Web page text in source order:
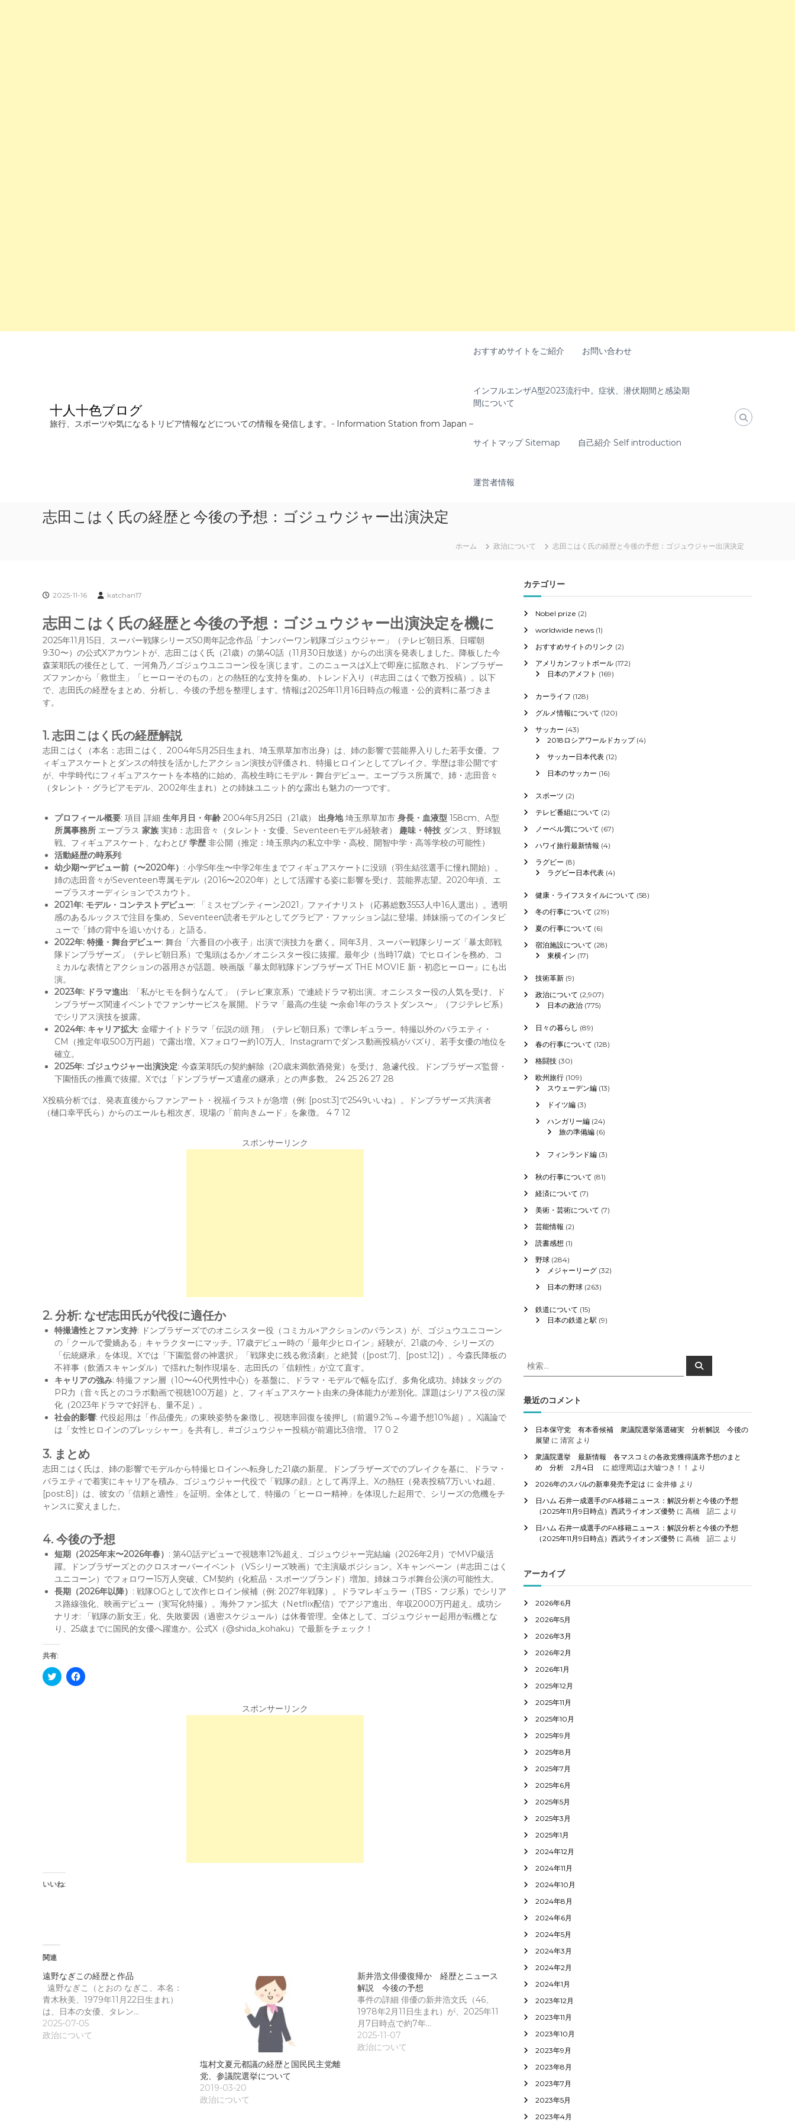
十人十色ブログ
旅行、スポーツや気になるトリビア情報などについての情報を発信します。- Information Station from Japan –
おすすめサイトをご紹介 お問い合わせ
インフルエンザA型2023流行中。症状、潜伏期間と感染期
間について
サイトマップ Sitemap 自己紹介 Self introduction
運営者情報
志田こはく氏の経歴と今後の予想：ゴジュウジャー出演決定
ホーム 政治について 志田こはく氏の経歴と今後の予想：ゴジュウジャー出演決定
2025-11-16 katchan17
志田こはく氏の経歴と今後の予想：ゴジュウジャー出演決定を機に
2025年11月15日、スーパー戦隊シリーズ50周年記念作品「ナンバーワン戦隊ゴジュウジャー」（テレビ朝日系、日曜朝
9:30〜）の公式Xアカウントが、志田こはく氏（21歳）の第40話（11月30日放送）からの出演を発表しました。降板した今
森茉耶氏の後任として、一河角乃／ゴジュウユニコーン役を演じます。このニュースはX上で即座に拡散され、ドンブラザー
ズファンから「救世主」「ヒーローそのもの」との熱狂的な支持を集め、トレンド入り（#志田こはくで数万投稿）。以下
で、志田氏の経歴をまとめ、分析し、今後の予想を整理します。情報は2025年11月16日時点の報道・公的資料に基づきま
す。
1. 志田こはく氏の経歴解説
志田こはく（本名：志田こはく、2004年5月25日生まれ、埼玉県草加市出身）は、姉の影響で芸能界入りした若手女優。フ
ィギュアスケートとダンスの特技を活かしたアクション演技が評価され、特撮ヒロインとしてブレイク。学歴は非公開です
が、中学時代にフィギュアスケートを本格的に始め、高校生時にモデル・舞台デビュー。エープラス所属で、姉・志田音々
（タレント・グラビアモデル、2002年生まれ）との姉妹ユニット的な露出も魅力の一つです。
プロフィール概要: 項目 詳細 生年月日・年齢 2004年5月25日（21歳） 出身地埼玉県草加市 身長・血液型 158cm、A型
所属事務所 エープラス 家族 実姉：志田音々（タレント・女優、Seventeenモデル経験者） 趣味・特技 ダンス、野球観
戦、フィギュアスケート、なわとび 学歴 非公開（推定：埼玉県内の私立中学・高校、開智中学・高等学校の可能性）
活動経歴の時系列:
幼少期〜デビュー前（〜2020年） : 小学5年生〜中学2年生までフィギュアスケートに没頭（羽生結弦選手に憧れ開始）。
姉の志田音々がSeventeen専属モデル（2016〜2020年）として活躍する姿に影響を受け、芸能界志望。2020年頃、エ
ープラスオーディションでスカウト。
2021年: モデル・コンテストデビュー: 「ミスセブンティーン2021」ファイナリスト（応募総数3553人中16人選出）。透明
感のあるルックスで注目を集め、Seventeen読者モデルとしてグラビア・ファッション誌に登場。姉妹揃ってのインタビ
ューで「姉の背中を追いかける」と語る。
2022年: 特撮・舞台デビュー: 舞台「六番目の小夜子」出演で演技力を磨く。同年3月、スーパー戦隊シリーズ「暴太郎戦
隊ドンブラザーズ」（テレビ朝日系）で鬼頭はるか／オニシスター役に抜擢。最年少（当時17歳）でヒロインを務め、コ
ミカルな表情とアクションの器用さが話題。映画版『暴太郎戦隊ドンブラザーズ THE MOVIE 新・初恋ヒーロー』にも出
演。
2023年: ドラマ進出: 「私がヒモを飼うなんて」（テレビ東京系）で連続ドラマ初出演。オニシスター役の人気を受け、ド
ンブラザーズ関連イベントでファンサービスを展開。ドラマ「最高の生徒 〜余命1年のラストダンス〜」（フジテレビ系）
でシリアス演技を披露。
2024年: キャリア拡大: 金曜ナイトドラマ「伝説の頭 翔」（テレビ朝日系）で準レギュラー。特撮以外のバラエティ・
CM（推定年収500万円超）で露出増。Xフォロワー約10万人、Instagramでダンス動画投稿がバズり、若手女優の地位を
確立。
2025年: ゴジュウジャー出演決定: 今森茉耶氏の契約解除（20歳未満飲酒発覚）を受け、急遽代役。ドンブラザーズ監督・
下園悟氏の推薦で抜擢。Xでは「ドンブラザーズ遺産の継承」との声多数。 24 25 26 27 28
X投稿分析では、発表直後からファンアート・祝福イラストが急増（例: [post:3]で2549いいね）。ドンブラザーズ共演者
（樋口幸平氏ら）からのエールも相次ぎ、現場の「前向きムード」を象徴。 4 7 12
スポンサーリンク
2. 分析: なぜ志田氏が代役に適任か
特撮適性とファン支持: ドンブラザーズでのオニシスター役（コミカル×アクションのバランス）が、ゴジュウユニコーン
の「クールで愛嬌ある」キャラクターにマッチ。17歳デビュー時の「最年少ヒロイン」経験が、21歳の今、シリーズの
「伝統継承」を体現。Xでは「下園監督の神選択」「戦隊史に残る救済劇」と絶賛（[post:7]、[post:12]）。今森氏降板の
不祥事（飲酒スキャンダル）で揺れた制作現場を、志田氏の「信頼性」が立て直す。
キャリアの強み: 特撮ファン層（10〜40代男性中心）を基盤に、ドラマ・モデルで幅を広げ、多角化成功。姉妹タッグの
PR力（音々氏とのコラボ動画で視聴100万超）と、フィギュアスケート由来の身体能力が差別化。課題はシリアス役の深
化（2023年ドラマで好評も、量不足）。
社会的影響: 代役起用は「作品優先」の東映姿勢を象徴し、視聴率回復を後押し（前週9.2%→今週予想10%超）。X議論で
は「女性ヒロインのプレッシャー」を共有し、#ゴジュウジャー投稿が前週比3倍増。 17 0 2
3. まとめ
志田こはく氏は、姉の影響でモデルから特撮ヒロインへ転身した21歳の新星。ドンブラザーズでのブレイクを基に、ドラマ・
バラエティで着実にキャリアを積み、ゴジュウジャー代役で「戦隊の顔」として再浮上。Xの熱狂（発表投稿7万いいね超、
[post:8]）は、彼女の「信頼と適性」を証明。全体として、特撮の「ヒーロー精神」を体現した起用で、シリーズの危機をチ
ャンスに変えました。
4. 今後の予想
短期（2025年末〜2026年春） : 第40話デビューで視聴率12%超え、ゴジュウジャー完結編（2026年2月）でMVP級活
躍。ドンブラザーズとのクロスオーバーイベント（VSシリーズ映画）で主演級ポジション。Xキャンペーン（#志田こはく
ユニコーン）でフォロワー15万人突破、CM契約（化粧品・スポーツブランド）増加。姉妹コラボ舞台公演の可能性大。
長期（2026年以降） : 戦隊OGとして次作ヒロイン候補（例: 2027年戦隊）。ドラマレギュラー（TBS・フジ系）でシリア
ス路線強化、映画デビュー（実写化特撮）。海外ファン拡大（Netflix配信）でアジア進出、年収2000万円超え。成功シ
ナリオ: 「戦隊の新女王」化、失敗要因（過密スケジュール）は休養管理。全体として、ゴジュウジャー起用が転機とな
り、25歳までに国民的女優へ躍進か。公式X（@shida_kohaku）で最新をチェック！
共有:
C
l
ィ
ン
ド
)
F
a
)
スポンサーリンク
いいね:
関連
遠野なぎこの経歴と作品
遠野なぎこ（とおの なぎこ、本名：
青木秋美、1979年11月22日生まれ）
は、日本の女優、タレン…
2025-07-05
政治について
塩村文夏元都議の経歴と国民民主党離
党、参議院選挙について
2019-03-20
政治について
新井浩文俳優復帰か 経歴とニュース
解説 今後の予想
事件の詳細 俳優の新井浩文氏（46、
1978年2月11日生まれ）が、2025年11
月7日時点で約7年…
2025-11-07
政治について
カテゴリー
Nobel prize (2)
worldwide news (1)
おすすめサイトのリンク (2)
アメリカンフットボール (172)
日本のアメフト (169)
カーライフ (128)
グルメ情報について (120)
サッカー (43)
2018ロシアワールドカップ(4)
サッカー日本代表 (12)
日本のサッカー (16)
スポーツ (2)
テレビ番組について (2)
ノーベル賞について (67)
ハワイ旅行最新情報 (4)
ラグビー (8)
ラグビー日本代表 (4)
健康・ライフスタイルについて (58)
冬の行事について (219)
夏の行事について (6)
宿泊施設について (28)
東横イン (17)
技術革新 (9)
政治について (2,907)
日本の政治 (775)
日々の暮らし (89)
春の行事について (128)
格闘技 (30)
欧州旅行 (109)
スウェーデン編 (13)
ドイツ編 (3)
ハンガリー編 (24)
旅の準備編 (6)
フィンランド編 (3)
秋の行事について (81)
経済について (7)
美術・芸術について (7)
芸能情報 (2)
読書感想 (1)
野球 (284)
メジャーリーグ (32)
日本の野球 (263)
鉄道について (15)
日本の鉄道と駅 (9)
検
索
象
:
検
索
最近のコメント
日本保守党 有本香候補 衆議院選挙落選確実 分析解説 今後の
展望 に清宮 より
衆議院選挙 最新情報 各マスコミの各政党獲得議席予想のまと
め 分析 2月4日
に総理周辺は大嘘つき！！ より
2026年のスバルの新車発売予定は に金井修 より
日ハム 石井一成選手のFA移籍ニュース：解説分析と今後の予想
（2025年11月9日時点）西武ライオンズ優勢 に高橋 詔二 より
日ハム 石井一成選手のFA移籍ニュース：解説分析と今後の予想
（2025年11月9日時点）西武ライオンズ優勢 に高橋 詔二 より
アーカイブ
2026年6月
2026年5月
2026年3月
2026年2月
2026年1月
2025年12月
2025年11月
2025年10月
2025年9月
2025年8月
2025年7月
2025年6月
2025年5月
2025年3月
2025年1月
2024年12月
2024年11月
2024年10月
2024年8月
2024年6月
2024年5月
2024年3月
2024年2月
2024年1月
2023年12月
2023年11月
2023年10月
2023年9月
2023年8月
2023年7月
2023年5月
2023年4月